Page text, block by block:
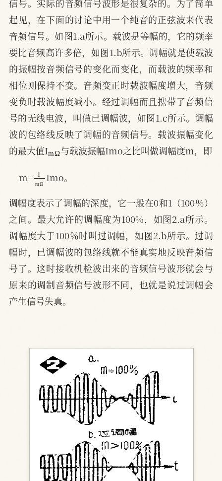
信号。实际的音频信号波形是很复杂的。为了简单
起见，在下面的讨论中用一个纯音的正弦波来代表
音频信号。如图1.a所示。载波是等幅的，它的频率
要比音频高许多倍，如图1.b所示。调幅就是使载波
的振幅按音频信号的变化而变化，而载波的频率和
相位则保持不变。音频变正时载波幅度增大，音频
变负时载波幅度减小。经过调幅而且携带了音频信
号的无线电波，叫做已调幅波，如图1.c所示。调幅
波的包络线反映了调幅的音频信号。载波振幅变化
的最大值ImΩ与载波振幅Imo之比叫做调幅度m，即
m= m Imo。
调幅度表示了调幅的深度，它一般在0和1（100％）
之间。最大允许的调幅度为100%，如图2.a所示。
调幅度大于100％时叫过调幅，如图2.b所示。过调
幅时，已调幅波的包络线就不能真实地反映音频信
号了。这时接收机检波出来的音频信号波形就会与
原来的调制音频信号波形不同，也就是说过调幅会
产生信号失真。